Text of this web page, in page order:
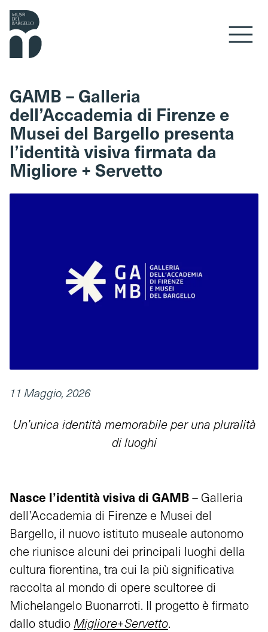
Vai al contenuto
GAMB – Galleria
dell’Accademia di Firenze e
Musei del Bargello presenta
l’identità visiva firmata da
Migliore + Servetto
11 Maggio, 2026
Un’unica identità memorabile per una pluralità
di luoghi
Nasce l’identità visiva di GAMB– Galleria
dell’Accademia di Firenze e Musei del
Bargello, il nuovo istituto museale autonomo
che riunisce alcuni dei principali luoghi della
cultura fiorentina, tra cui la più significativa
raccolta al mondo di opere scultoree di
Michelangelo Buonarroti. Il progetto è firmato
dallo studioMigliore+Servetto.